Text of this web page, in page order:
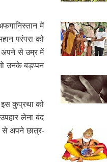
में
परंपरा को
अपने से उम्र में
उनके बड़प्पन
इस कुप्रथा को
लेना बंद
से अपने छात्र-